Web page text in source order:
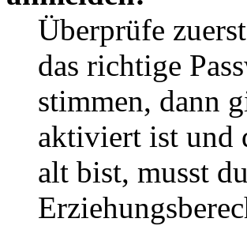
Überprüfe
das richtige
stimmen, dann
aktiviert ist und
alt bist, musst